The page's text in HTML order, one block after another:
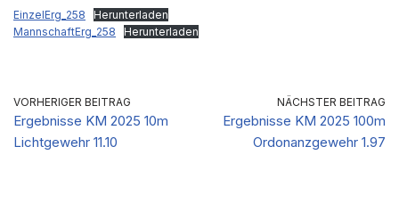
EinzelErg_258
Herunterladen
MannschaftErg_258
Herunterladen
VORHERIGER BEITRAG
Ergebnisse KM 2025 10m
Lichtgewehr 11.10
NÄCHSTER BEITRAG
Ergebnisse KM 2025 100m
Ordonanzgewehr 1.97